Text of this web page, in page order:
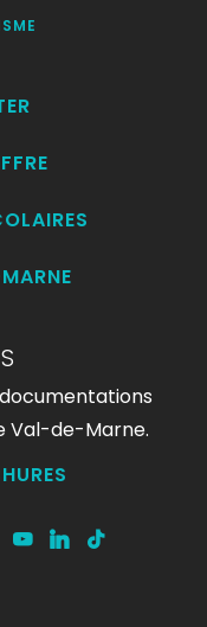
Val-de-Marne.